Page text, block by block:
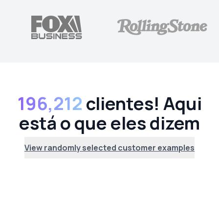
196,212 clientes! Aqui
está o que eles dizem
View randomly selected customer examples